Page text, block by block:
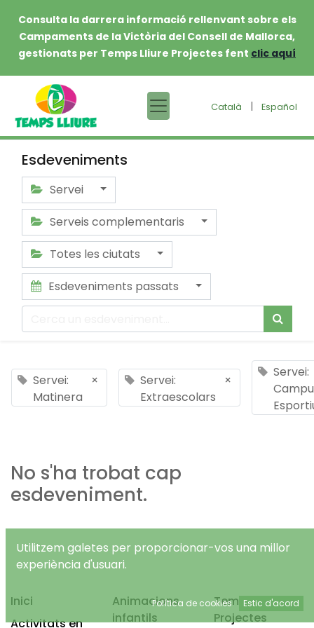
Consulta la darrera informació rellenvant sobre els
Campaments de la Victòria del Consell de Mallorca,
gestionats per Temps Lliure Projectes fent clic aquí
Català | Español
Esdeveniments
Servei
Serveis complementaris
Totes les ciutats
Esdeveniments passats
Servei:
Matinera
×
Servei:
Extraescolars
×
Servei:
No s'ha trobat cap
esdeveniment.
Inici
Activitats en
Animacions
infantils
Temps Lliure
Projectes
Utilitzem galetes per proporcionar-vos una millor
experiència d'usuari.
Política de cookies Estic d'acord